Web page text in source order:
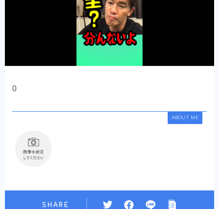
0
ABOUT ME
SHARE